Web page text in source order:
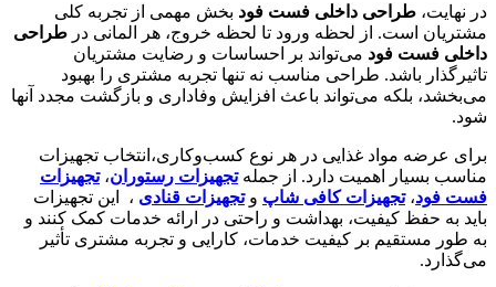
در نهایت، طراحی داخلی فست فود بخش مهمی از تجربه کلی
مشتریان است. از لحظه ورود تا لحظه خروج، هر المانی در طراحی
داخلی فست فود می‌تواند بر احساسات و رضایت مشتریان
تاثیرگذار باشد. طراحی مناسب نه تنها تجربه مشتری را بهبود
می‌بخشد، بلکه می‌تواند باعث افزایش وفاداری و بازگشت مجدد آنها
شود.
برای عرضه مواد غذایی در هر نوع کسب‌وکاری،انتخاب تجهیزات
مناسب بسیار اهمیت دارد. از جملهتجهیزات رستوران‌،تجهیزات
فست فود،تجهیزات کافی‌ شاپ‌ وتجهیزات قنادی ، این تجهیزات
باید به حفظ کیفیت، بهداشت و راحتی در ارائه خدمات کمک کنند و
به طور مستقیم بر کیفیت خدمات، کارایی و تجربه مشتری تأثیر
می‌گذارد.